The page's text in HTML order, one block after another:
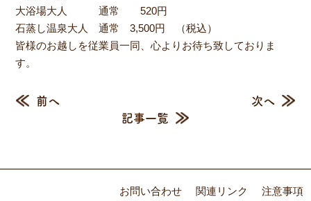
大浴場大人 通常 520円
石蒸し温泉大人 通常 3,500円 （税込）
皆様のお越しを従業員一同、心よりお待ち致しておりま
す。
次へ
前へ
記事一覧
お問い合わせ 関連リンク 注意事項